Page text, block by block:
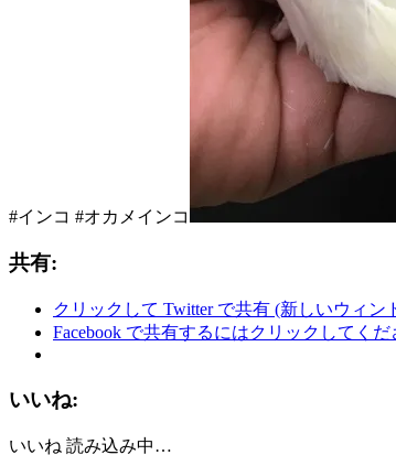
#インコ #オカメインコ
共有:
クリックして Twitter で共有 (新しいウィン
Facebook で共有するにはクリックしてく
いいね:
いいね 読み込み中…